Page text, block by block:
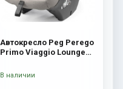
Автокресло Peg Perego
Primo Viaggio Lounge
В наличии